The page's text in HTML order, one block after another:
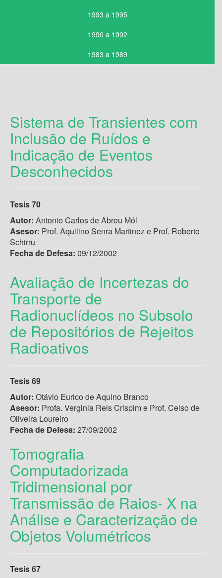
1993 a 1995
1990 a 1992
1983 a 1989
Sistema de Transientes com
Inclusão de Ruídos e
Indicação de Eventos
Desconhecidos
Tesis 70
Autor: Antonio Carlos de Abreu Mól
Asesor: Prof. Aquilino Senra Martinez e Prof. Roberto
Schirru
Fecha de Defesa: 09/12/2002
Avaliação de Incertezas do
Transporte de
Radionuclídeos no Subsolo
de Repositórios de Rejeitos
Radioativos
Tesis 69
Autor: Otávio Eurico de Aquino Branco
Asesor: Profa. Verginia Reis Crispim e Prof. Celso de
Oliveira Loureiro
Fecha de Defesa: 27/09/2002
Tomografia
Computadorizada
Tridimensional por
Transmissão de Raios- X na
Análise e Caracterização de
Objetos Volumétricos
Tesis 67